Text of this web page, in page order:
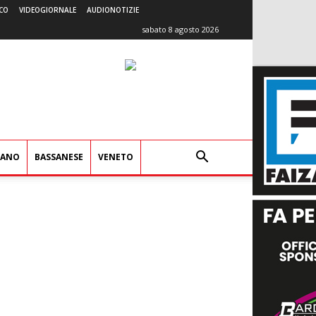
VIDEOGIORNALE AUDIONOTIZIE
sabato 8 agosto 2026
BASSANESE VENETO